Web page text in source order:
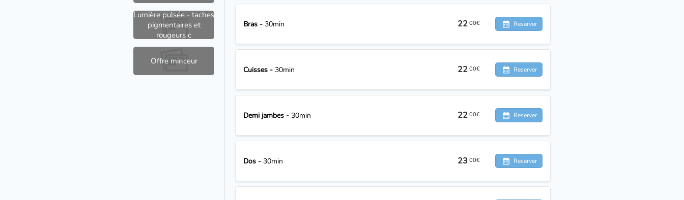
Lumière pulsée - taches
pigmentaires et
rougeurs c
Offre minceur
Bras - 30min 22 00€ Reserver
Cuisses - 30min 22 00€ Reserver
Demi jambes - 30min 22 00€ Reserver
Dos - 30min 23 00€ Reserver